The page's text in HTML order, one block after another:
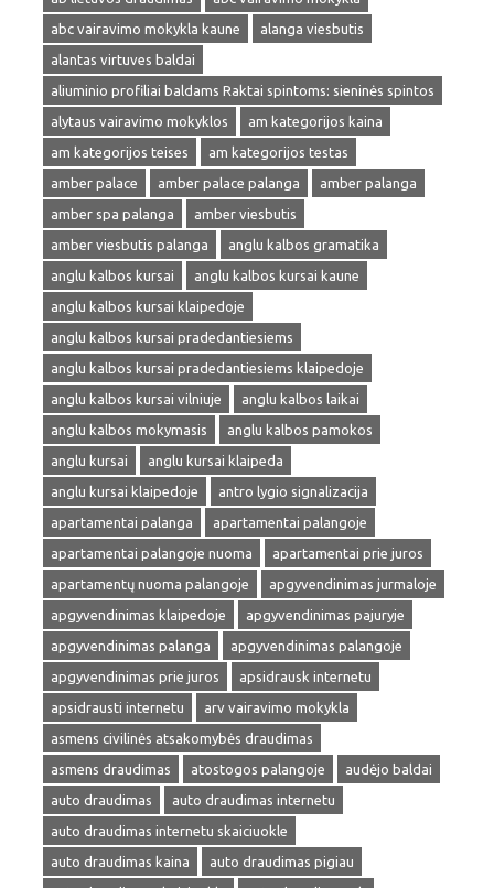
abc vairavimo mokykla kaune
alanga viesbutis
alantas virtuves baldai
aliuminio profiliai baldams Raktai spintoms: sieninės spintos
alytaus vairavimo mokyklos
am kategorijos kaina
am kategorijos teises
am kategorijos testas
amber palace
amber palace palanga
amber palanga
amber spa palanga
amber viesbutis
amber viesbutis palanga
anglu kalbos gramatika
anglu kalbos kursai
anglu kalbos kursai kaune
anglu kalbos kursai klaipedoje
anglu kalbos kursai pradedantiesiems
anglu kalbos kursai pradedantiesiems klaipedoje
anglu kalbos kursai vilniuje
anglu kalbos laikai
anglu kalbos mokymasis
anglu kalbos pamokos
anglu kursai
anglu kursai klaipeda
anglu kursai klaipedoje
antro lygio signalizacija
apartamentai palanga
apartamentai palangoje
apartamentai palangoje nuoma
apartamentai prie juros
apartamentų nuoma palangoje
apgyvendinimas jurmaloje
apgyvendinimas klaipedoje
apgyvendinimas pajuryje
apgyvendinimas palanga
apgyvendinimas palangoje
apgyvendinimas prie juros
apsidrausk internetu
apsidrausti internetu
arv vairavimo mokykla
asmens civilinės atsakomybės draudimas
asmens draudimas
atostogos palangoje
audėjo baldai
auto draudimas
auto draudimas internetu
auto draudimas internetu skaiciuokle
auto draudimas kaina
auto draudimas pigiau